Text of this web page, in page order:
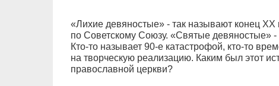
«Лихие девяностые» - так называют конец
по Советскому Союзу. «Святые девяностые»
Кто-то называет 90-е катастрофой, кто-то
на творческую реализацию. Каким был этот
православной церкви?